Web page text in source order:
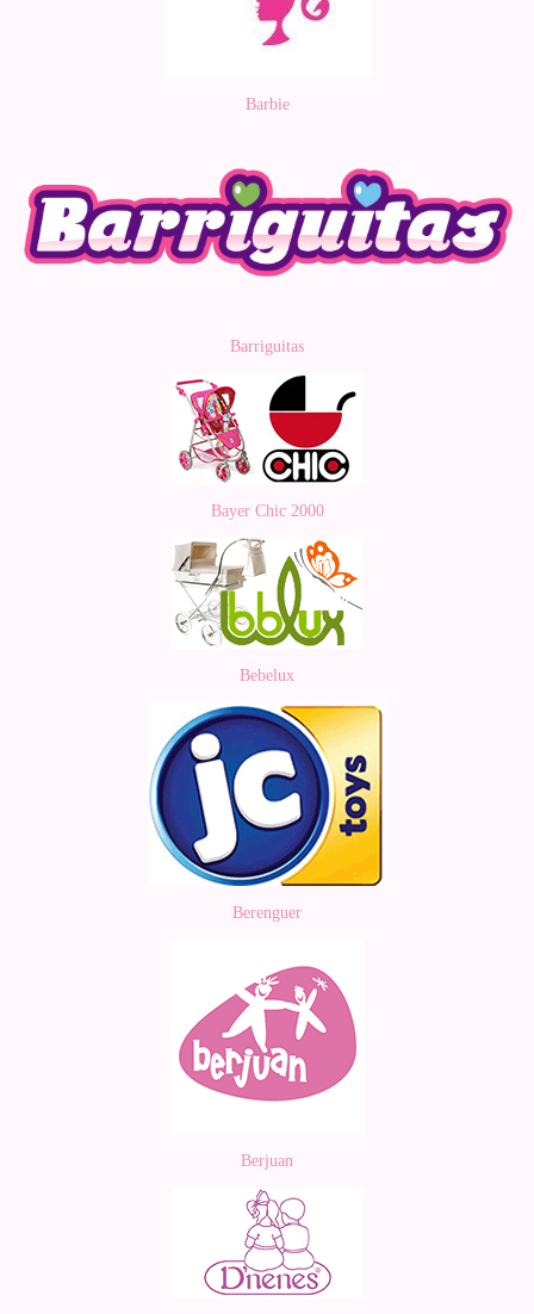
Barbie
Barriguitas
Bayer Chic 2000
Bebelux
Berenguer
Berjuan